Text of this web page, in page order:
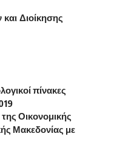
Διοίκησης
πίνακες
Οικονομικής
Μακεδονίας με